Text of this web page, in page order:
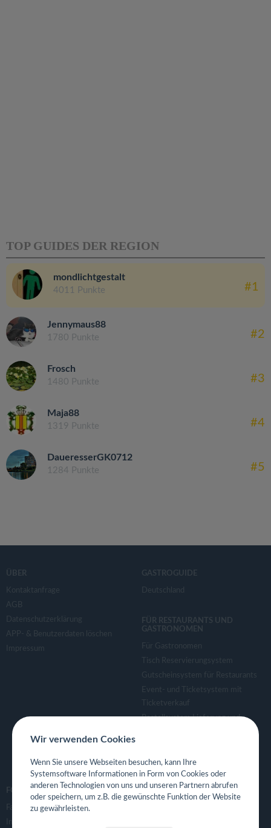
TOP GUIDES DER REGION
mondlichtgestalt
4011 Punkte #1
Jennymaus88
1780 Punkte #2
Frosch
1480 Punkte #3
Maja88
1319 Punkte #4
DaueresserGK0712
1284 Punkte #5
ÜBER
Kontaktanfrage
AGB
Datenschutzerklärung
APP- & Benutzerdaten löschen
Impressum
GASTROGUIDE
Deutschland
FÜR RESTAURANTS UND
GASTRONOMEN
Für Gastronomen
Tisch Reservierungsystem
Gutscheinsystem für Restaurants
Event- und Ticketsystem mit
Ticketverkauf
Bestellsystem Lieferung und
Eigene App für Restaurant
FOLGE UNS
Facebook
Instagram
Wir verwenden Cookies
Wenn Sie unsere Webseiten besuchen, kann Ihre
Systemsoftware Informationen in Form von Cookies oder
anderen Technologien von uns und unseren Partnern abrufen
oder speichern, um z.B. die gewünschte Funktion der Website
zu gewährleisten.